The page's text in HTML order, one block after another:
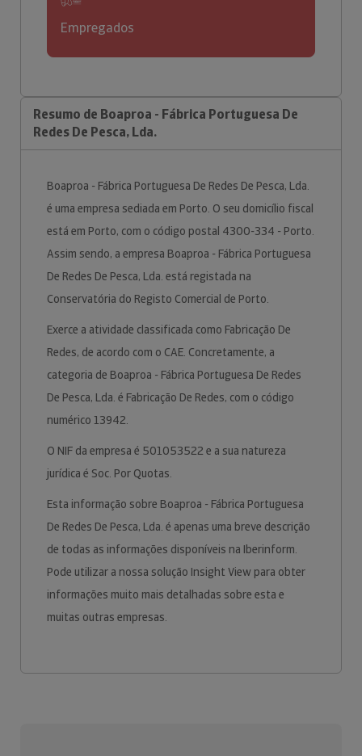
Empregados
Resumo de Boaproa - Fábrica Portuguesa De
Redes De Pesca, Lda.
Boaproa - Fábrica Portuguesa De Redes De Pesca, Lda.
é uma empresa sediada em Porto. O seu domicílio fiscal
está em Porto, com o código postal 4300-334 - Porto.
Assim sendo, a empresa Boaproa - Fábrica Portuguesa
De Redes De Pesca, Lda. está registada na
Conservatória do Registo Comercial de Porto.
Exerce a atividade classificada como Fabricação De
Redes, de acordo com o CAE. Concretamente, a
categoria de Boaproa - Fábrica Portuguesa De Redes
De Pesca, Lda. é Fabricação De Redes, com o código
numérico 13942.
O NIF da empresa é 501053522 e a sua natureza
jurídica é Soc. Por Quotas.
Esta informação sobre Boaproa - Fábrica Portuguesa
De Redes De Pesca, Lda. é apenas uma breve descrição
de todas as informações disponíveis na Iberinform.
Pode utilizar a nossa solução Insight View para obter
informações muito mais detalhadas sobre esta e
muitas outras empresas.